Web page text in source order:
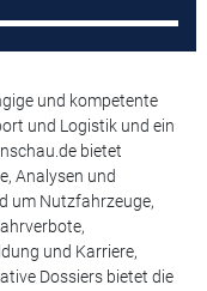
und kompetente
und Logistik und ein
bietet
Analysen und
um Nutzfahrzeuge,
und Karriere,
Dossiers bietet die